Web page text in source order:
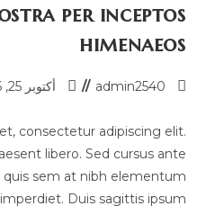
per inceptos
himenaeos
admin2540 أكتوبر 25, 2016
consectetur adipiscing elit.
libero. Sed cursus ante
quis sem at nibh elementum
imperdiet. Duis sagittis ipsum.…